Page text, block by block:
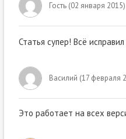
Гость(02 января 2015)
Статья супер! Всё
Василий (17 февраля
Это работает на всех